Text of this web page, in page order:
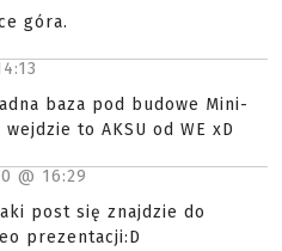
góra.
baza pod budowe Mini-
to AKSU od WE xD
@ 16:29
post się znajdzie do
prezentacji:D